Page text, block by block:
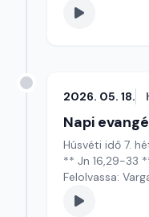
2026. 05. 18.
Napi
Húsvéti idő 7.
** Jn 16,29-33
Felolvassa: